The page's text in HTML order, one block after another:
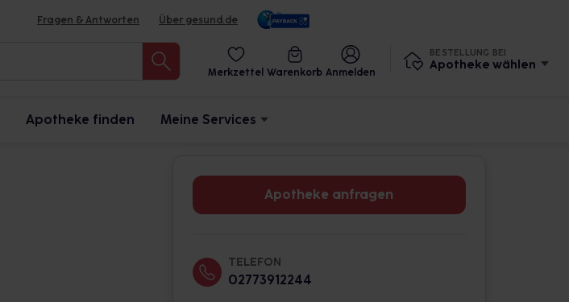
Fragen & Antworten Über gesund.de
Merkzettel Warenkorb Anmelden
BESTELLUNG BEI
Apotheke wählen
Apotheke finden Meine Services
Apotheke anfragen
TELEFON
02773912244